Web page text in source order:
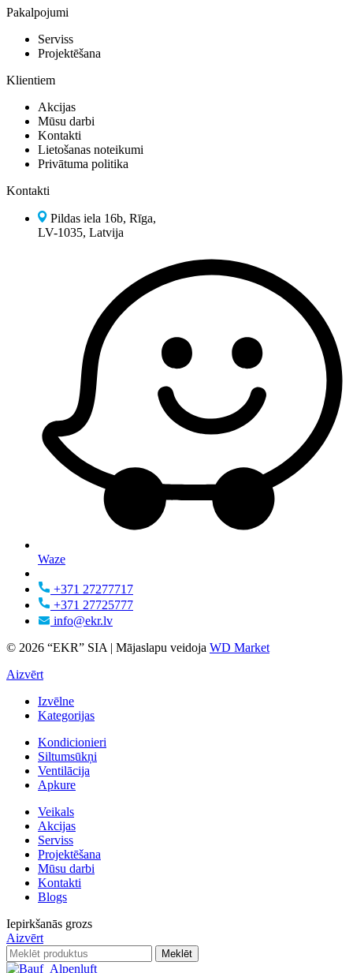
Pakalpojumi
Serviss
Projektēšana
Klientiem
Akcijas
Mūsu darbi
Kontakti
Lietošanas noteikumi
Privātuma politika
Kontakti
Pildas iela 16b, Rīga,
LV-1035, Latvija
Waze
+371 27277717
+371 27725777
info@ekr.lv
© 2026 “EKR” SIA | Mājaslapu veidoja WD Market
Aizvērt
Izvēlne
Kategorijas
Kondicionieri
Siltumsūkņi
Ventilācija
Apkure
Veikals
Akcijas
Serviss
Projektēšana
Mūsu darbi
Kontakti
Blogs
Iepirkšanās grozs
Aizvērt
Meklēt